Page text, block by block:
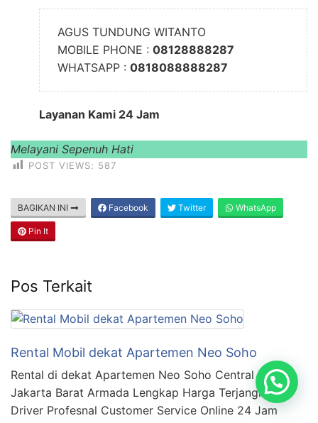
AGUS TUNDUNG WITANTO
MOBILE PHONE : 08128888287
WHATSAPP : 0818088888287
Layanan Kami 24 Jam
Melayani Sepenuh Hati
POST VIEWS: 587
BAGIKAN INI Facebook Twitter WhatsApp
Pin It
Pos Terkait
Rental Mobil dekat Apartemen Neo Soho
Rental di dekat Apartemen Neo Soho Central Park
Jakarta Barat Armada Lengkap Harga Terjangkau
Driver Profesnal Customer Service Online 24 Jam